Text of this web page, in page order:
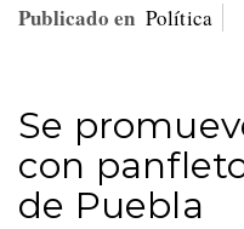
Publicado en Política
Se
con
de Puebla